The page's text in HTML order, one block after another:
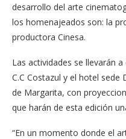
desarrollo del arte
los homenajeados son: la
productora Cinesa.
Las actividades se llevarán
C.C Costazul y el hotel sede
de Margarita, con
que harán de esta edición
“En un momento donde el